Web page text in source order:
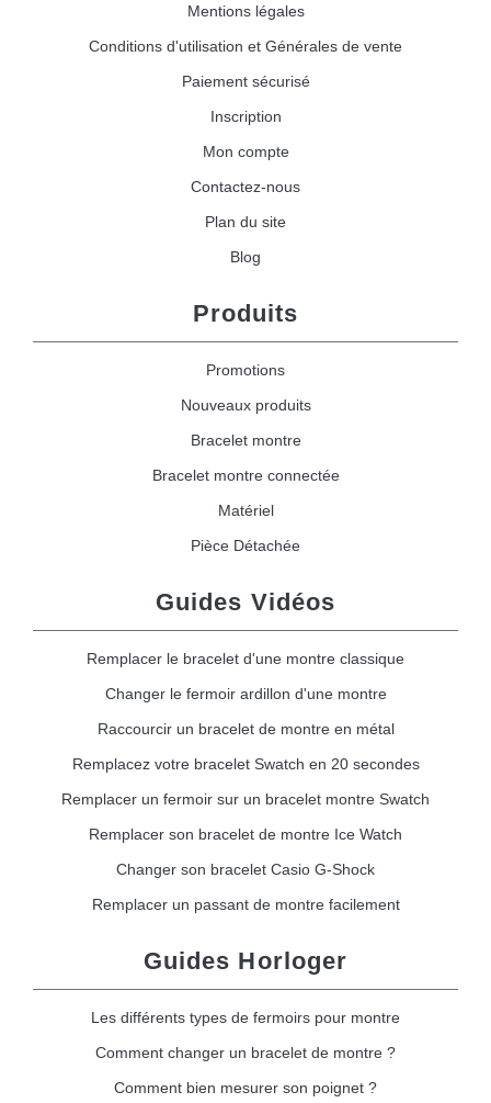
Mentions légales
Conditions d'utilisation et Générales de vente
Paiement sécurisé
Inscription
Mon compte
Contactez-nous
Plan du site
Blog
Produits
Promotions
Nouveaux produits
Bracelet montre
Bracelet montre connectée
Matériel
Pièce Détachée
Guides Vidéos
Remplacer le bracelet d'une montre classique
Changer le fermoir ardillon d'une montre
Raccourcir un bracelet de montre en métal
Remplacez votre bracelet Swatch en 20 secondes
Remplacer un fermoir sur un bracelet montre Swatch
Remplacer son bracelet de montre Ice Watch
Changer son bracelet Casio G-Shock
Remplacer un passant de montre facilement
Guides Horloger
Les différents types de fermoirs pour montre
Comment changer un bracelet de montre ?
Comment bien mesurer son poignet ?